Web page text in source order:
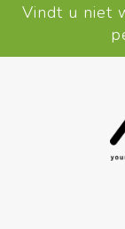
Vindt u niet